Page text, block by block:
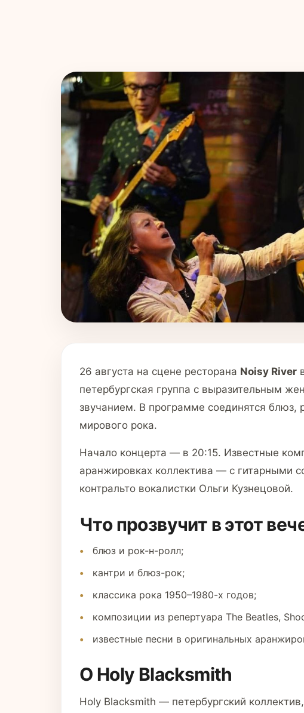
26 августа на сцене ресторана Noisy River
петербургская группа с выразительным
звучанием. В программе соединятся блюз,
мирового рока.
Начало концерта — в 20:15. Известные
аранжировках коллектива — с гитарными
контральто вокалистки Ольги Кузнецовой.
Что прозвучит в этот
блюз и рок-н-ролл;
кантри и блюз-рок;
классика рока 1950–1980-х годов;
композиции из репертуара The Beatles,
известные песни в оригинальных
О Holy Blacksmith
Holy Blacksmith — петербургский